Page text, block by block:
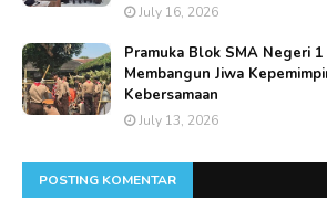
July 16, 2026
Pramuka Blok SMA Negeri
Membangun Jiwa
Kebersamaan
July 13, 2026
POSTING KOMENTAR